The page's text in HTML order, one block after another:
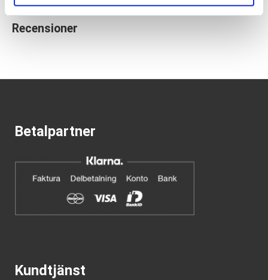
Recensioner
Betalpartner
Kundtjänst